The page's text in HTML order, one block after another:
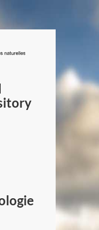
/
Canada